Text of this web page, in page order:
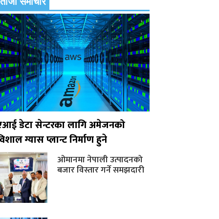
डेटा सेन्टरका लागि अमेजनको
ग्यास प्लान्ट निर्माण हुने
ओमानमा नेपाली उत्पादनको
बजार विस्तार गर्ने समझदारी